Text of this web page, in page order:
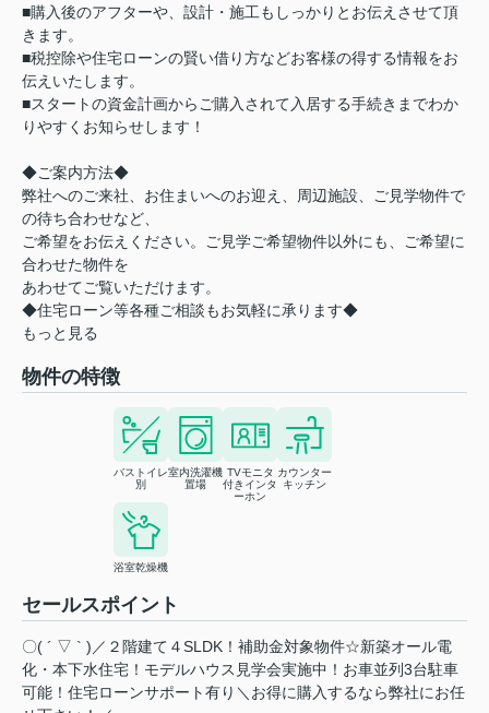
■購入後のアフターや、設計・施工もしっかりとお伝えさせて頂
きます。
■税控除や住宅ローンの賢い借り方などお客様の得する情報をお
伝えいたします。
■スタートの資金計画からご購入されて入居する手続きまでわか
りやすくお知らせします！
◆ご案内方法◆
弊社へのご来社、お住まいへのお迎え、周辺施設、ご見学物件で
の待ち合わせなど、
ご希望をお伝えください。ご見学ご希望物件以外にも、ご希望に
合わせた物件を
あわせてご覧いただけます。
◆住宅ローン等各種ご相談もお気軽に承ります◆
もっと見る
物件の特徴
バストイレ
別
室内洗濯機
置場
TVモニタ
付きインタ
ーホン
カウンター
キッチン
浴室乾燥機
セールスポイント
〇( ´ ▽ ` )／２階建て４SLDK！補助金対象物件☆新築オール電
化・本下水住宅！モデルハウス見学会実施中！お車並列3台駐車
可能！住宅ローンサポート有り＼お得に購入するなら弊社にお任